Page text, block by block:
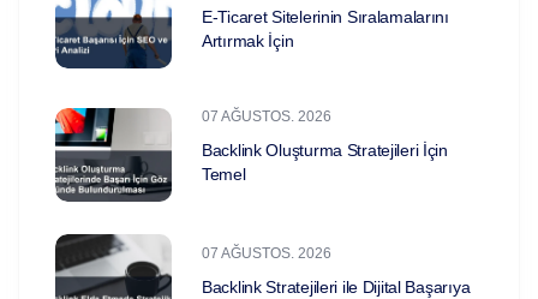
E-Ticaret Sitelerinin Sıralamalarını
Artırmak İçin
07 AĞUSTOS. 2026
Backlink Oluşturma Stratejileri İçin
Temel
07 AĞUSTOS. 2026
Backlink Stratejileri ile Dijital Başarıya